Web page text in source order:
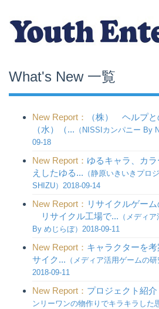
What's New 一覧
New Report：
（株） ヘルプと
（水）（... （NISSIカンパニー By
09-18
New Report： ゆるキャラ、カ
えしたゆる... （静原いきいきプロ
SHIZU）2018-09-14
New Report： リサイクルゲー
リサイクル工場で... （メディ
By めじらぼ）2018-09-11
New Report： キャラクターを
サイク... （メディア活用ゲームの
2018-09-11
New Report： プロジェクト紹
ンリーワンの物作りでキラキラした